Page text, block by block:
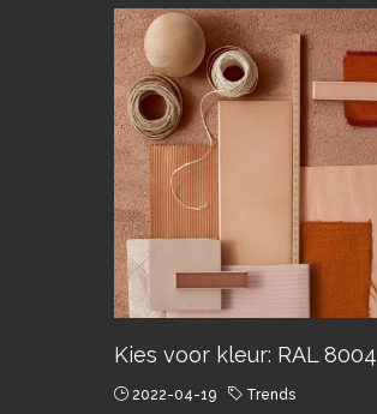
Kies voor kleur: RAL 8004
2022-04-19 Trends